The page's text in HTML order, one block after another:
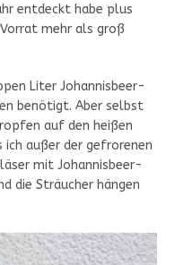
entdeckt habe plus
mehr als groß
Liter Johannisbeer-
benötigt. Aber selbst
auf den heißen
ich außer der gefrorenen
mit Johannisbeer-
die Sträucher hängen